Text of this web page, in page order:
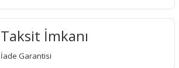
Taksit İmkanı
İade Garantisi